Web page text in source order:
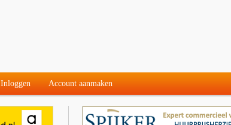
Inloggen Account aanmaken